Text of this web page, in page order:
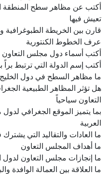
أكتب عن مظاهر سطح المنطقة
تعيش فيها
قارن بين الخريطة الطبوغرافية
عرف الخطوط الكنتورية
أكتب أسماء دول مجلس التعاون
أكتب إسم الدولة التي ترتبط
ما مظاهر السطح في دول الخليج
هل تؤثر المظاهر الطبيعية
التعاون سياحياً
بما يتميز الموقع الجغرافي
العربية
ما العادات والتقاليد التي
ما أهداف المجلس التعاون
ما إنجازات مجلس التعاون لدول
ما العلاقة بين العمالة الوافدة